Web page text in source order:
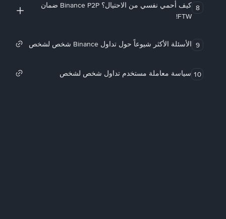
8
كيف أحمي نفسي من الاحتيال؟ Binance P2P ضمان
FTW!
9 الأسئلة الأكثر شيوعاً حول تداول Binance شخص لشخص
10 سياسة معاملة مستخدم تداول شخص لشخص